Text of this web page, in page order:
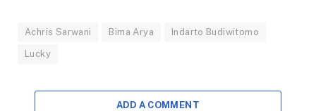
Achris Sarwani Bima Arya Indarto Budiwitomo
Lucky
ADD A COMMENT